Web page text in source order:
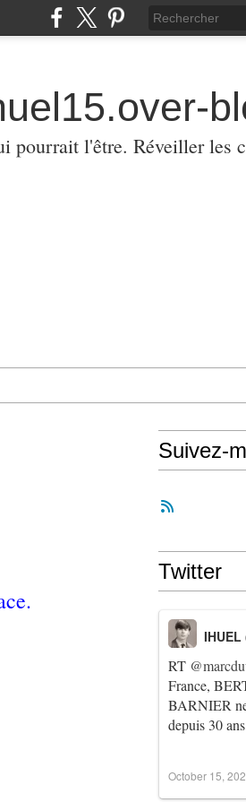
pourrait l'être. Réveiller les
Suivez-
Twitter
RT
France,
BARNIER
depuis 30
IHUEL
October 15,